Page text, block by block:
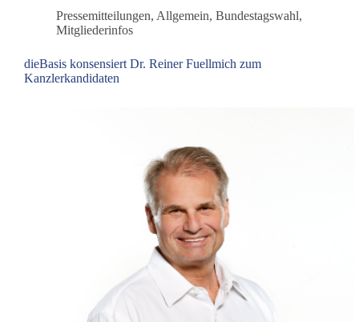
dieBasis
antwortet
Pressemitteilungen, Allgemein, Bundestagswahl,
Mitgliederinfos
dieBasis konsensiert Dr. Reiner Fuellmich zum
Kanzlerkandidaten